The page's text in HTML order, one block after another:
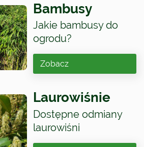
Bambusy
Jakie bambusy do
ogrodu?
Zobacz
Laurowiśnie
Dostępne odmiany
laurowiśni